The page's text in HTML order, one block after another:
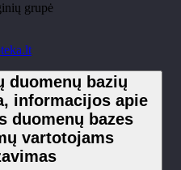
grupė
duomenų bazių
informacijos apie
duomenų bazes
vartotojams